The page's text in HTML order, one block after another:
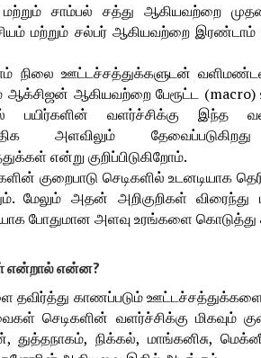
சாம்பல் சத்து ஆகியவற்றை
மற்றும் சல்பர் ஆகியவற்றை
நிலை ஊட்டச்சத்துக்களுடன்
ஆகியவற்றை பேரூட்ட
பயிர்களின் வளர்ச்சிக்கு இந்த
அளவிலும்
என்று குறிப்பிடுகிறோம்.
குறைபாடு செடிகளில் உடனடியாக
மேலும் அதன் அறிகுறிகள்
போதுமான அளவு உரங்களை கொடுத்து
என்றால் என்ன?
தவிர்த்து காணப்படும்
செடிகளின் வளர்ச்சிக்கு மிகவும்
துத்தநாகம், நிக்கல், மாங்கனிசு,